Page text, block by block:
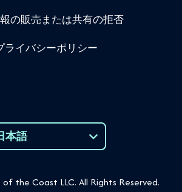
の販売または共有の拒否
ライバシーポリシー
本語
the Coast LLC. All Rights Reserved.